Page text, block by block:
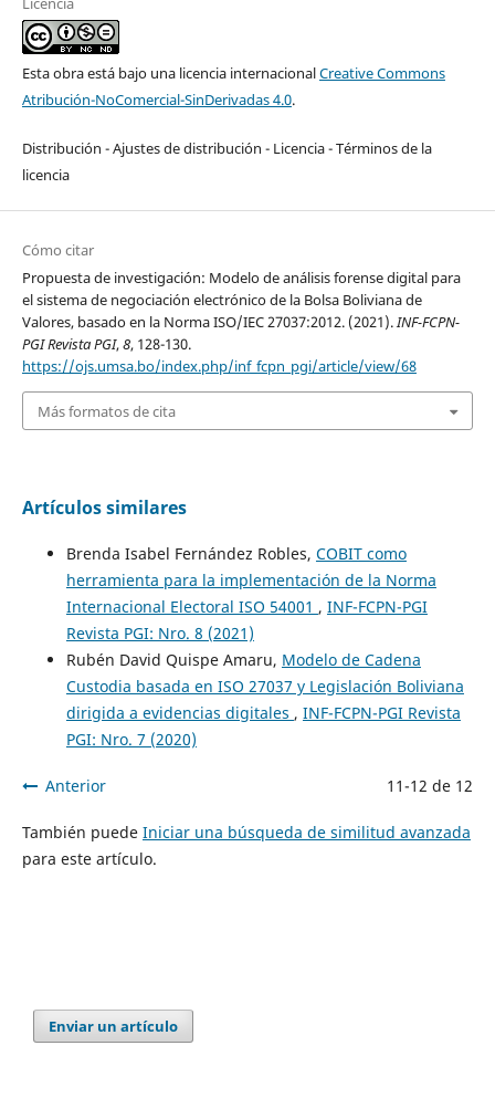
Esta obra está bajo una licencia internacionalCreative Commons
Atribución-NoComercial-SinDerivadas 4.0.
Distribución - Ajustes de distribución - Licencia - Términos de la
licencia
Cómo citar
Propuesta de investigación: Modelo de análisis forense digital para
el sistema de negociación electrónico de la Bolsa Boliviana de
Valores, basado en la Norma ISO/IEC 27037:2012. (2021).INF-FCPN-
PGI Revista PGI,8, 128-130.
https://ojs.umsa.bo/index.php/inf_fcpn_pgi/article/view/68
Más formatos de cita
Artículos similares
Brenda Isabel Fernández Robles, COBIT como
herramienta para la implementación de la Norma
Internacional Electoral ISO 54001 , INF-FCPN-PGI
Revista PGI: Nro. 8 (2021)
Rubén David Quispe Amaru, Modelo de Cadena
Custodia basada en ISO 27037 y Legislación Boliviana
dirigida a evidencias digitales , INF-FCPN-PGI Revista
PGI: Nro. 7 (2020)
Anterior 11-12 de 12
También puede Iniciar una búsqueda de similitud avanzada
para este artículo.
Enviar un artículo